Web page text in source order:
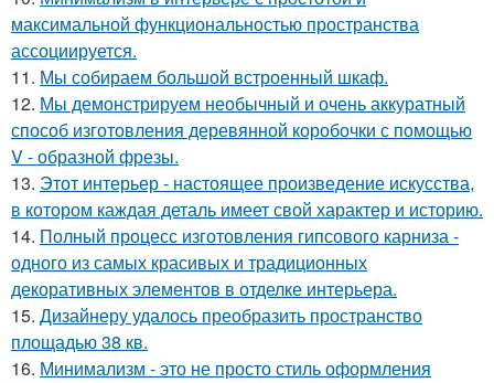
максимальной функциональностью пространства
ассоциируется.
11. Мы собираем большой встроенный шкаф.
12. Мы демонстрируем необычный и очень аккуратный
способ изготовления деревянной коробочки с помощью
V - образной фрезы.
13. Этот интерьер - настоящее произведение искусства,
в котором каждая деталь имеет свой характер и историю.
14. Полный процесс изготовления гипсового карниза -
одного из самых красивых и традиционных
декоративных элементов в отделке интерьера.
15. Дизайнеру удалось преобразить пространство
площадью 38 кв.
16. Минимализм - это не просто стиль оформления